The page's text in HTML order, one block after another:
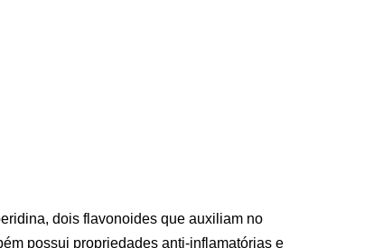
dois flavonoides que auxiliam no
possui propriedades anti-inflamatórias e